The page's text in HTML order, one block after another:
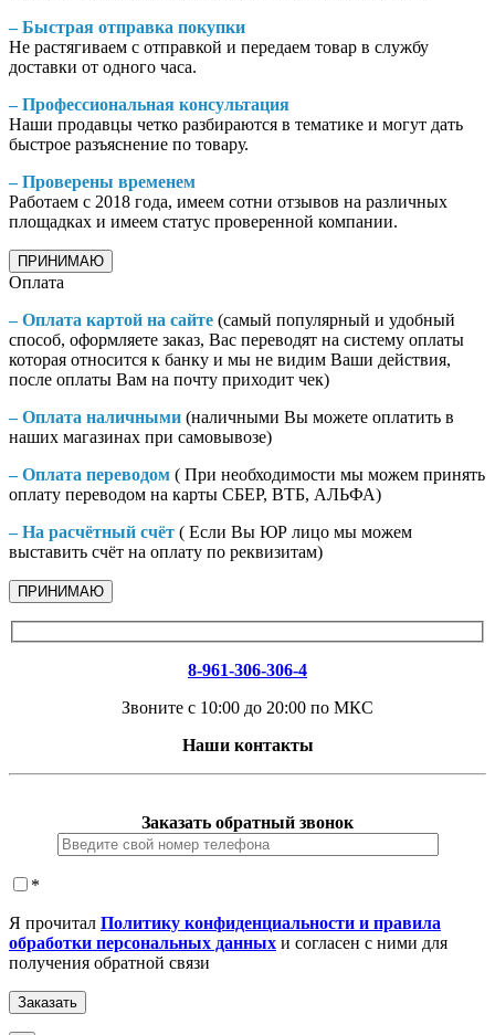
– Быстрая отправка покупки
Не растягиваем с отправкой и передаем товар в службу
доставки от одного часа.
– Профессиональная консультация
Наши продавцы четко разбираются в тематике и могут дать
быстрое разъяснение по товару.
– Проверены временем
Работаем с 2018 года, имеем сотни отзывов на различных
площадках и имеем статус проверенной компании.
ПРИНИМАЮ
Оплата
– Оплата картой на сайте (самый популярный и удобный
способ, оформляете заказ, Вас переводят на систему оплаты
которая относится к банку и мы не видим Ваши действия,
после оплаты Вам на почту приходит чек)
– Оплата наличными (наличными Вы можете оплатить в
наших магазинах при самовывозе)
– Оплата переводом ( При необходимости мы можем принять
оплату переводом на карты СБЕР, ВТБ, АЛЬФА)
– На расчётный счёт ( Если Вы ЮР лицо мы можем
выставить счёт на оплату по реквизитам)
ПРИНИМАЮ
8-961-306-306-4
Звоните с 10:00 до 20:00 по МКС
Наши контакты
Заказать обратный звонок
*
Я прочитал Политику конфиденциальности и правила
обработки персональных данных и согласен с ними для
получения обратной связи